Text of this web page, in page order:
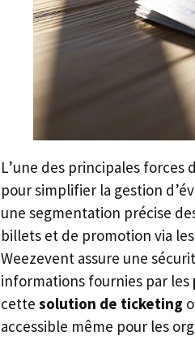
L’une des principales
pour simplifier la gestion
une segmentation précise
billets et de promotion via les
Weezevent assure une
informations fournies par les
cette solution de ticketing
accessible même pour les